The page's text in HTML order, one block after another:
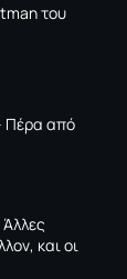
του
Πέρα από
και οι